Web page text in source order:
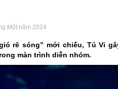
Một năm 2024
rẽ sóng” mới chiếu, Tú Vi
màn trình diễn nhóm.